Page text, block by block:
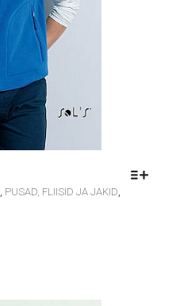
PUSAD, FLIISID JA JAKID